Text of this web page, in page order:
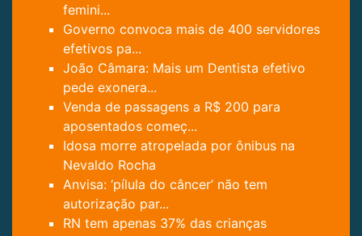
femini...
Governo convoca mais de 400 servidores
efetivos pa...
João Câmara: Mais um Dentista efetivo
pede exonera...
Venda de passagens a R$ 200 para
aposentados começ...
Idosa morre atropelada por ônibus na
Nevaldo Rocha
Anvisa: ‘pílula do câncer’ não tem
autorização par...
RN tem apenas 37% das crianças